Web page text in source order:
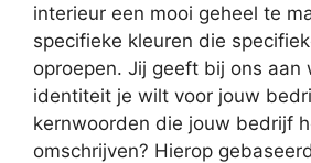
interieur een mooi geheel te
specifieke kleuren die
oproepen. Jij geeft bij ons aan
identiteit je wilt voor jouw
kernwoorden die jouw bedrijf
omschrijven? Hierop